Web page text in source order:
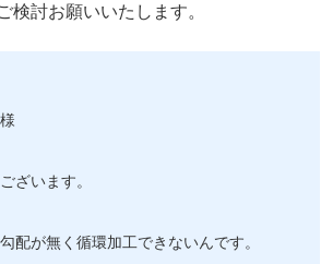
検討お願いいたします。
ざいます。
配が無く循環加工できないんです。